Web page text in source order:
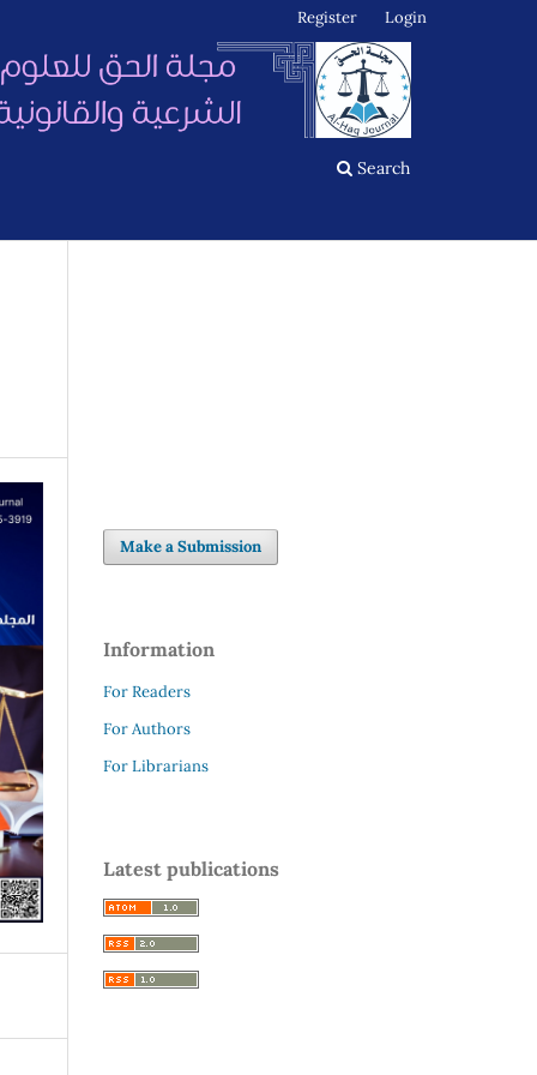
Search
Register Login
Make a Submission
Information
For Readers
For Authors
For Librarians
Latest publications